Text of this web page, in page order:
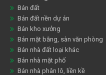
Bán đất
Bán đất nền dự án
Bán kho xưởng
Bán mặt bằng, sàn văn phòng
Bán nhà đất loại khác
Bán nhà mặt phố
Bán nhà phân lô, liền kề